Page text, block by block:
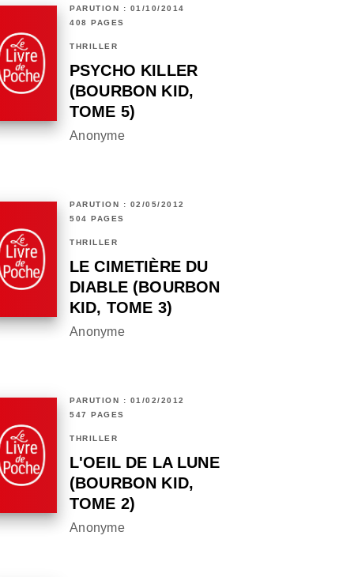
PARUTION : 01/10/2014
408 PAGES
THRILLER
PSYCHO KILLER
(BOURBON KID,
TOME 5)
Anonyme
PARUTION : 02/05/2012
504 PAGES
THRILLER
LE CIMETIÈRE DU
DIABLE (BOURBON
KID, TOME 3)
Anonyme
PARUTION : 01/02/2012
547 PAGES
THRILLER
L'OEIL DE LA LUNE
(BOURBON KID,
TOME 2)
Anonyme